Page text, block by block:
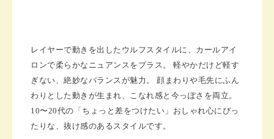
レイヤーで動きを出したウルフスタイルに、カールアイ
ロンで柔らかなニュアンスをプラス。 軽やかだけど軽す
ぎない、絶妙なバランスが魅力。 顔まわりや毛先にふん
わりとした動きが生まれ、こなれ感と今っぽさを両立。
10〜20代の「ちょっと差をつけたい」おしゃれ心にぴっ
たりな、抜け感のあるスタイルです。